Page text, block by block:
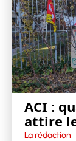
ACI :
attire
La rédaction